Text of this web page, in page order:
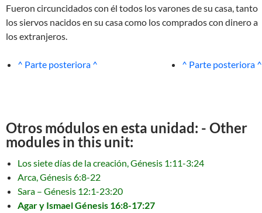
Fueron circuncidados con él todos los varones de su casa, tanto
los siervos nacidos en su casa como los comprados con dinero a
los extranjeros.
^ Parte posteriora ^ ^ Parte posteriora ^
Otros módulos en esta unidad: - Other
modules in this unit:
Los siete días de la creación, Génesis 1:11-3:24
Arca, Génesis 6:8-22
Sara – Génesis 12:1-23:20
Agar y Ismael Génesis 16:8-17:27